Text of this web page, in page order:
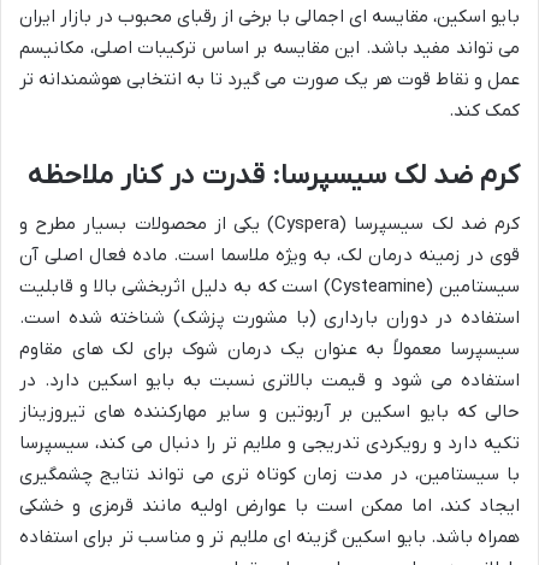
بایو اسکین، مقایسه ای اجمالی با برخی از رقبای محبوب در بازار ایران
می تواند مفید باشد. این مقایسه بر اساس ترکیبات اصلی، مکانیسم
عمل و نقاط قوت هر یک صورت می گیرد تا به انتخابی هوشمندانه تر
کمک کند.
کرم ضد لک سیسپرسا: قدرت در کنار ملاحظه
کرم ضد لک سیسپرسا (Cyspera) یکی از محصولات بسیار مطرح و
قوی در زمینه درمان لک، به ویژه ملاسما است. ماده فعال اصلی آن
سیستامین (Cysteamine) است که به دلیل اثربخشی بالا و قابلیت
استفاده در دوران بارداری (با مشورت پزشک) شناخته شده است.
سیسپرسا معمولاً به عنوان یک درمان شوک برای لک های مقاوم
استفاده می شود و قیمت بالاتری نسبت به بایو اسکین دارد. در
حالی که بایو اسکین بر آربوتین و سایر مهارکننده های تیروزیناز
تکیه دارد و رویکردی تدریجی و ملایم تر را دنبال می کند، سیسپرسا
با سیستامین، در مدت زمان کوتاه تری می تواند نتایج چشمگیری
ایجاد کند، اما ممکن است با عوارض اولیه مانند قرمزی و خشکی
همراه باشد. بایو اسکین گزینه ای ملایم تر و مناسب تر برای استفاده